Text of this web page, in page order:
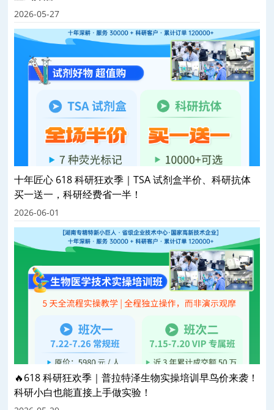
2026-05-27
十年匠心 618 科研狂欢季｜TSA 试剂盒半价、科研抗体
买一送一，科研经费省一半！
2026-06-01
🔥618 科研狂欢季｜普拉特泽生物实操培训早鸟价来袭！
科研小白也能直接上手做实验！